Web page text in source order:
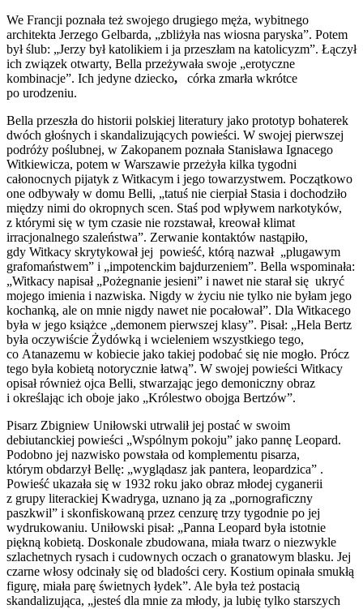
We Francji poznała też swojego drugiego męża, wybitnego
architekta Jerzego Gelbarda, „zbliżyła nas wiosna paryska”. Potem
był ślub: „Jerzy był katolikiem i ja przeszłam na katolicyzm”. Łączył
ich związek otwarty, Bella przeżywała swoje „erotyczne
kombinacje”. Ich jedyne dziecko,
córka zmarła wkrótce
po urodzeniu.
Bella przeszła do historii polskiej literatury jako prototyp bohaterek
dwóch głośnych i skandalizujących powieści. W swojej pierwszej
podróży poślubnej, w Zakopanem poznała Stanisława Ignacego
Witkiewicza, potem w Warszawie przeżyła kilka tygodni
całonocnych pijatyk z Witkacym i jego towarzystwem. Początkowo
one odbywały w domu Belli, „tatuś nie cierpiał Stasia i dochodziło
między nimi do okropnych scen. Staś pod wpływem narkotyków,
z którymi się w tym czasie nie rozstawał, kreował klimat
irracjonalnego szaleństwa”. Zerwanie kontaktów nastąpiło,
gdy Witkacy skrytykował jej powieść, którą nazwał „plugawym
grafomaństwem” i „impotenckim bajdurzeniem”. Bella wspominała:
„Witkacy napisał „Pożegnanie jesieni” i nawet nie starał się ukryć
mojego imienia i nazwiska. Nigdy w życiu nie tylko nie byłam jego
kochanką, ale on mnie nigdy nawet nie pocałował”. Dla Witkacego
była w jego książce „demonem pierwszej klasy”. Pisał: „Hela Bertz
była oczywiście Żydówką i wcieleniem wszystkiego tego,
co Atanazemu w kobiecie jako takiej podobać się nie mogło. Prócz
tego była kobietą notorycznie łatwą”. W swojej powieści Witkacy
opisał również ojca Belli, stwarzając jego demoniczny obraz
i określając ich oboje jako „Królestwo obojga Bertzów”.
Pisarz Zbigniew Uniłowski utrwalił jej postać w swoim
debiutanckiej powieści „Wspólnym pokoju” jako pannę Leopard.
Podobno jej nazwisko powstała od komplementu pisarza,
którym obdarzył Bellę: „wyglądasz jak pantera, leopardzica” .
Powieść ukazała się w 1932 roku jako obraz młodej cyganerii
z grupy literackiej Kwadryga, uznano ją za „pornograficzny
paszkwil” i skonfiskowaną przez cenzurę trzy tygodnie po jej
wydrukowaniu. Uniłowski pisał: „Panna Leopard była istotnie
piękną kobietą. Doskonale zbudowana, miała twarz o niezwykle
szlachetnych rysach i cudownych oczach o granatowym blasku. Jej
czarne włosy odcinały się od bladości cery. Kostium opinała smukłą
figurę, miała parę świetnych łydek”. Ale była też postacią
skandalizująca, „jesteś dla mnie za młody, ja lubię tylko starszych